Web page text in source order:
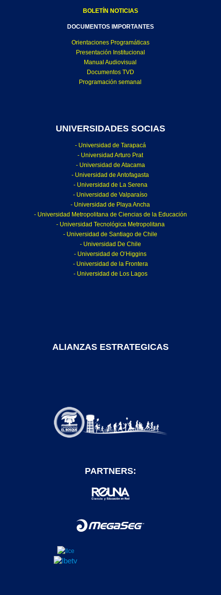
BOLETÍN NOTICIAS
DOCUMENTOS IMPORTANTES
Orientaciones Programáticas
Presentación Institucional
Manual Audiovisual
Documentos TVD
Programación semanal
UNIVERSIDADES SOCIAS
- Universidad de Tarapacá
- Universidad Arturo Prat
- Universidad de Atacama
- Universidad de Antofagasta
- Universidad de La Serena
- Universidad de Valparaíso
- Universidad de Playa Ancha
- Universidad Metropolitana de Ciencias de la Educación
- Universidad Tecnológica Metropolitana
- Universidad de Santiago de Chile
- Universidad De Chile
- Universidad de O’Higgins
- Universidad de la Frontera
- Universidad de Los Lagos
ALIANZAS ESTRATEGICAS
PARTNERS: